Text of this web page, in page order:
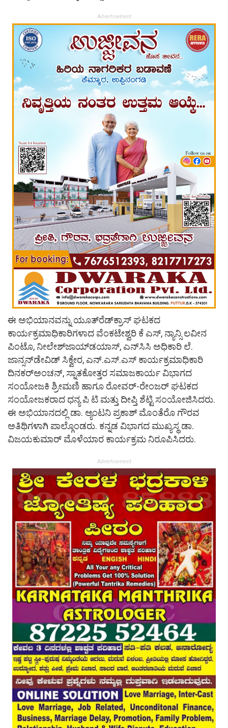
Advertisement
ಈ ಅಭಿಯಾನವನ್ನು ಯೂತ್‍ರೆಡ್‍ಕ್ರಾಸ್ ಘಟಕದ
ಕಾರ್ಯಕ್ರಮಾಧಿಕಾರಿಗಳಾದ ವೆಂಕಟೇಶ್ವರಿ ಕೆ ಎಸ್, ನ್ಯಾನ್ಸಿ ಲವೀನ
ಪಿಂಟೊ, ನೀಲೇಶ್‍ಜಾಯ್‍ಡಯಾಸ್, ಎನ್‍ಸಿಸಿ ಅಧಿಕಾರಿ ಲೆ.
ಜಾನ್ಸನ್‍ಡೇವಿಡ್ ಸಿಕ್ವೇರ, ಎನ್.ಎಸ್.ಎಸ್ ಕಾರ್ಯಕ್ರಮಾಧಿಕಾರಿ
ದಿನಕರ್‍ಅಂಚನ್, ಸ್ನಾತಕೋತ್ತರ ಸಮಾಜಕಾರ್ಯ ವಿಭಾಗದ
ಸಂಯೋಜಕಿ ಶ್ರೀಮಣಿ ಹಾಗೂ ರೋವರ್-ರೇಂಜರ್ ಘಟಕದ
ಸಂಯೋಜಕರಾದ ಧನ್ಯ ಪಿ ಟಿ ಮತ್ತು ದೀಪ್ತಿ ಶೆಟ್ಟಿ ಸಂಯೋಜಿಸಿದರು.
ಈ ಅಭಿಯಾನದಲ್ಲಿ ಡಾ. ಆ್ಯಂಟನಿ ಪ್ರಕಾಶ್ ಮೊಂತೆರೊ ಗೌರವ
ಅತಿಥಿಗಳಾಗಿ ಪಾಲ್ಗೊಂಡರು. ಕನ್ನಡ ವಿಭಾಗದ ಮುಖ್ಯಸ್ಥ ಡಾ.
ವಿಜಯಕುಮಾರ್ ಮೊಳೆಯಾರ ಕಾರ್ಯಕ್ರಮ ನಿರೂಪಿಸಿದರು.
Advertisement